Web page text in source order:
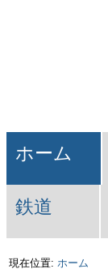
ツ
飛
ぶ
ル
ツ
ー
ル
細
索
セ
ク
シ
ョ
ホーム
鉄道
現在位置: ホーム